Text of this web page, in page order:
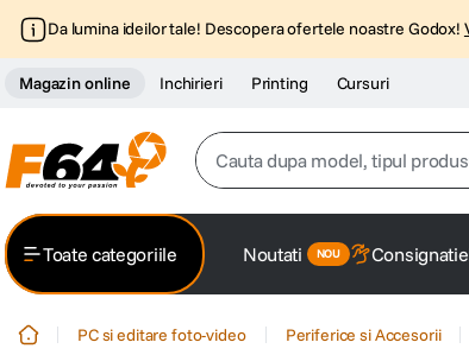
Da lumina ideilor tale! Descopera ofertele noastre Godox!
Magazin online Inchirieri Printing Cursuri
Cauta dupa model, tipul
trepied
Toate categoriile Noutati Consignatie
PC si editare foto-video Periferice si Accesorii